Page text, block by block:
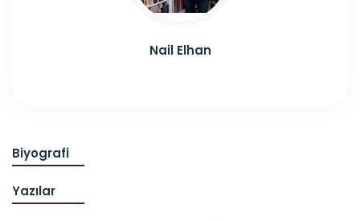
Nail Elhan
Biyografi
Yazılar